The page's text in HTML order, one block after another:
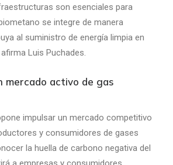
son esenciales para
se integre de manera
al suministro de energía limpia en
Luis Puchades.
mercado activo de gas
impulsar un mercado competitivo
y consumidores de gases
la huella de carbono negativa del